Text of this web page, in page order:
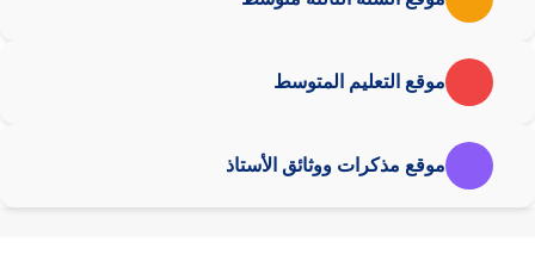
موقع التعليم المتوسط
موقع مذكرات ووثائق الأستاذ